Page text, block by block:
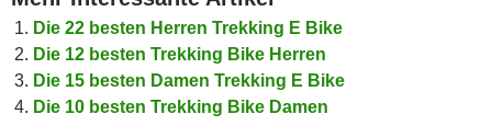
Die 22 besten Herren Trekking E Bike
Die 12 besten Trekking Bike Herren
Die 15 besten Damen Trekking E Bike
Die 10 besten Trekking Bike Damen